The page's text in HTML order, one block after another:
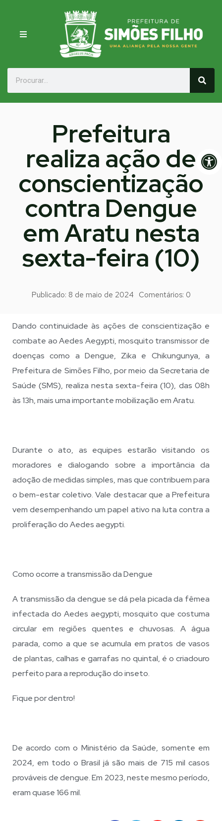
Prefeitura
realiza ação de
conscientização
contra Dengue
em Aratu nesta
sexta-feira (10)
Publicado: 8 de maio de 2024 Comentários: 0
Dando continuidade às ações de conscientização e
combate ao Aedes Aegypti, mosquito transmissor de
doenças como a Dengue, Zika e Chikungunya, a
Prefeitura de Simões Filho, por meio da Secretaria de
Saúde (SMS), realiza nesta sexta-feira (10), das 08h
às 13h, mais uma importante mobilização em Aratu.
Durante o ato, as equipes estarão visitando os
moradores e dialogando sobre a importância da
adoção de medidas simples, mas que contribuem para
o bem-estar coletivo. Vale destacar que a Prefeitura
vem desempenhando um papel ativo na luta contra a
proliferação do Aedes aegypti.
Como ocorre a transmissão da Dengue
A transmissão da dengue se dá pela picada da fêmea
infectada do Aedes aegypti, mosquito que costuma
circular em regiões quentes e chuvosas. A água
parada, como a que se acumula em pratos de vasos
de plantas, calhas e garrafas no quintal, é o criadouro
perfeito para a reprodução do inseto.
Fique por dentro!
De acordo com o Ministério da Saúde, somente em
2024, em todo o Brasil já são mais de 715 mil casos
prováveis de dengue. Em 2023, neste mesmo período,
eram quase 166 mil.